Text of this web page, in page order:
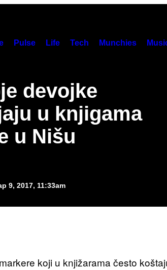
Pulse Life Tech Munchies
devojke
u knjigama
u Nišu
9, 2017, 11:33am
koji u knjižarama često